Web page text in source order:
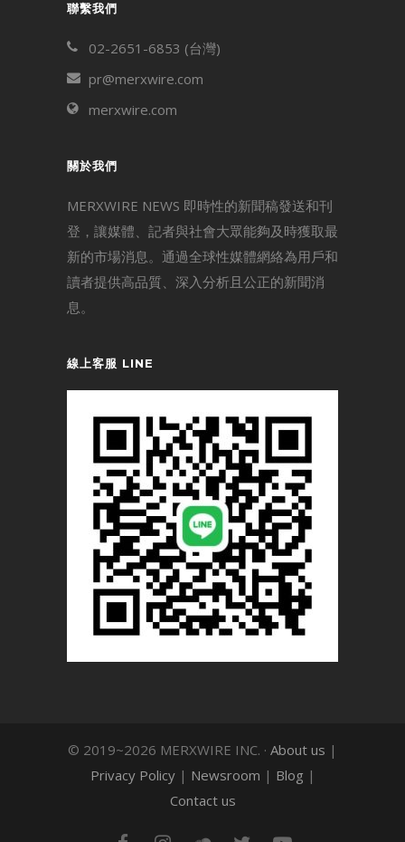
聯繫我們
02-2651-6853 (台灣)
pr@merxwire.com
merxwire.com
關於我們
MERXWIRE NEWS 即時性的新聞稿發送和刊
登，讓媒體、記者與社會大眾能夠及時獲取最
新的市場消息。通過全球性媒體網絡為用戶和
讀者提供高品質、深入分析且公正的新聞消
息。
線上客服 LINE
© 2019~2026 MERXWIRE INC. · About us |
Privacy Policy| Newsroom | Blog |
Contact us